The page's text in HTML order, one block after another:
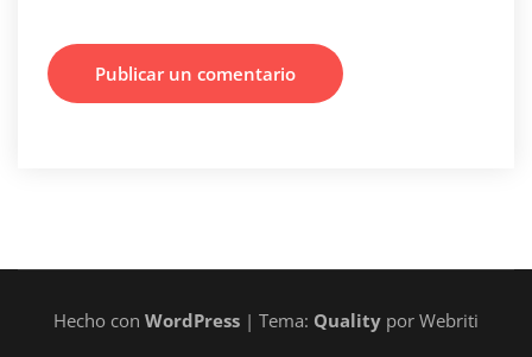
Hecho con WordPress | Tema: Quality por Webriti